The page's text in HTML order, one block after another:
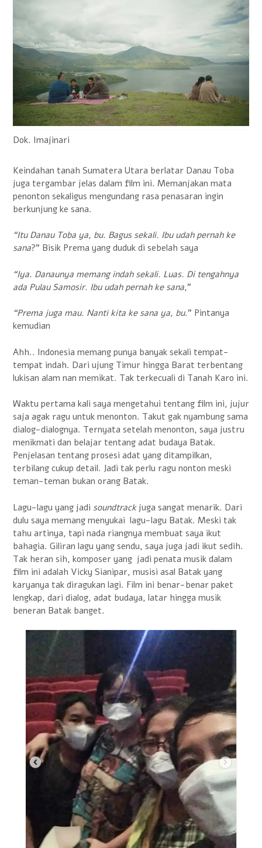
Dok. Imajinari
Keindahan tanah Sumatera Utara berlatar Danau Toba
juga tergambar jelas dalam film ini. Memanjakan mata
penonton sekaligus mengundang rasa penasaran ingin
berkunjung ke sana.
“Itu Danau Toba ya, bu. Bagus sekali. Ibu udah pernah ke
sana?” Bisik Prema yang duduk di sebelah saya
“Iya. Danaunya memang indah sekali. Luas. Di tengahnya
ada Pulau Samosir. Ibu udah pernah ke sana,”
“Prema juga mau. Nanti kita ke sana ya, bu.” Pintanya
kemudian
Ahh.. Indonesia memang punya banyak sekali tempat-
tempat indah. Dari ujung Timur hingga Barat terbentang
lukisan alam nan memikat. Tak terkecuali di Tanah Karo ini.
Waktu pertama kali saya mengetahui tentang film ini, jujur
saja agak ragu untuk menonton. Takut gak nyambung sama
dialog-dialognya. Ternyata setelah menonton, saya justru
menikmati dan belajar tentang adat budaya Batak.
Penjelasan tentang prosesi adat yang ditampilkan,
terbilang cukup detail. Jadi tak perlu ragu nonton meski
teman-teman bukan orang Batak.
Lagu-lagu yang jadi soundtrack juga sangat menarik. Dari
dulu saya memang menyukai lagu-lagu Batak. Meski tak
tahu artinya, tapi nada riangnya membuat saya ikut
bahagia. Giliran lagu yang sendu, saya juga jadi ikut sedih.
Tak heran sih, komposer yang jadi penata musik dalam
film ini adalah Vicky Sianipar, musisi asal Batak yang
karyanya tak diragukan lagi. Film ini benar-benar paket
lengkap, dari dialog, adat budaya, latar hingga musik
beneran Batak banget.